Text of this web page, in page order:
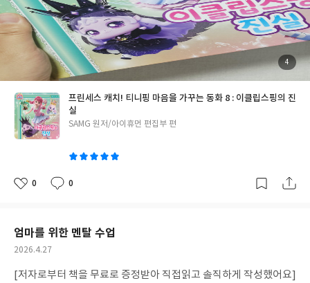
해줍니다. 특히나, 어릴 적부터 술에 찌들어 살던 저자의 솔직한 고
백과 경험담은 그 내용들에 가장 큰 근거를 제시해줍니다. 작심삼일.
아무리 거창한 마음을 먹어봐야, 새로운 습관을 만들기는 요원하다
고들 하죠. 그것은 바로 우리가 같은 환경 내에서 새로운 습관을 넣
기 위해 계속해서 의지력을 넣어야 했기 때문입니다. 의지력이 충만
아니에요. 대신 환경을 다듬읍시다. 현관을 깨끗이 청소하고, 일어
나자마자 이부자리를 개키는 일. 이것은 그저 좋은 사람들의 습관이
아닙니다. 부지런한 사람이 되기 위한 첫 걸음에 가깝습니다. 어질러
죠. 제 습관을 잡는 것도, 아이들의 습관을 잡는 것도 결국 환경이 중
요하다는 사실로 다시 돌아왔습니다. 바라는 습관이 있다면 그에 걸
올해는 이 책과 더불어 내 주변 환경들을 정비하고 새로운 좋은 습관
가로채려는 사악한 계획을 세웁니다. 그래서 다이아나 핑을 흉내내
어 로미가 마법 거울을 숨겨놓고 가도록 하지요. 그렇게 시작된 마법
거울 마라톤! 티니핑들과 이클립스핑이 거울을 이리 저리 뺏고 빼앗
기던 사이, 마법 거울은 결국 연못 속으로 빠지고 맙니다. 그런데, 개
굴핑이 불쑥 강물로 뛰어들어 마법 거울을 가져오게 되는데요... 그
렇게 알게되는 다이아나 핑, 이클립스 핑 그리고 개굴핑의 비밀 이
야기! 알고보면 아주 귀엽고 깜찍했을 뿐인 이클립스 핑의 이야기는
본편 177화와 178화에 걸친 비밀 이야기에요. 화면으로 보던 레전
드 티니핑들의 이야기를 "이클립스 핑의 진실" 그림책으로 그대로
읽을 수 있답니다. 지난 시즌에 이어서, 이번 시즌에도 종종 캐치! 티
권"은 프린세스 시리즈를 통틀어 가장 중요한 에피소드를 이야기하
도 매우 큰 기대가 되고 있답니다. "이클립스핑의 진실"편은 이클립
스 핑만이 아니라, 개굴핑의 진실도 함께 다루고 있어요. 우리가 잘
림책을 읽은 후에 세계 명작 "개구리 왕자"도 함께 챙겨서 읽으면
첨
부
사
4
프린세스 캐치! 티니핑 마음을 가꾸는 동화 8 : 이클립스핑의 진
실
글
SAMG 원저/아이휴먼 편집부 편
좋
0
댓
0
작
엄마를 위한 멘탈 수업
작
일
2026.4.27
[저자로부터 책을 무료로 증정받아 직접읽고 솔직하게 작성했어요]